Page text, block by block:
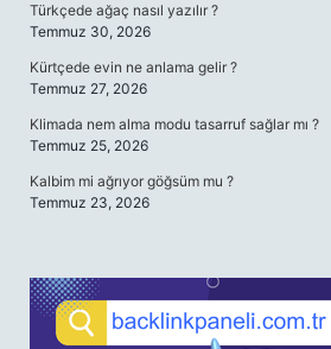
Türkçede ağaç nasıl yazılır ?
Temmuz 30, 2026
Kürtçede evin ne anlama gelir ?
Temmuz 27, 2026
Klimada nem alma modu tasarruf sağlar mı ?
Temmuz 25, 2026
Kalbim mi ağrıyor göğsüm mu ?
Temmuz 23, 2026